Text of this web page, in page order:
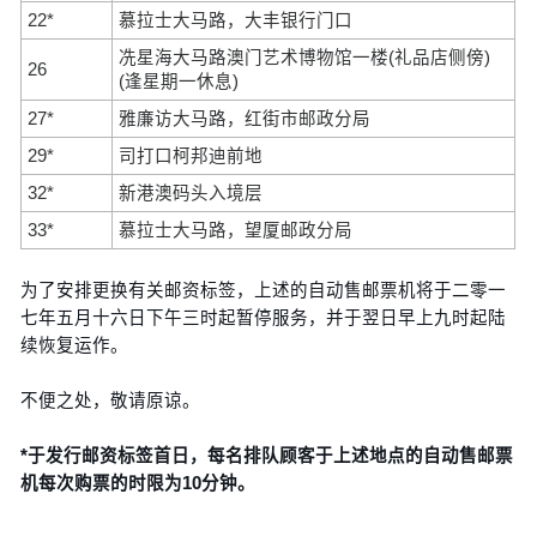
22*
慕拉士大马路，大丰银行门口
26
冼星海大马路澳门艺术博物馆一楼(礼品店侧傍)
(逢星期一休息)
27*
雅廉访大马路，红街市邮政分局
29*
司打口柯邦迪前地
32*
新港澳码头入境层
33*
慕拉士大马路，望厦邮政分局
为了安排更换有关邮资标签，上述的自动售邮票机将于二零一
七年五月十六日下午三时起暂停服务，并于翌日早上九时起陆
续恢复运作。
不便之处，敬请原谅。
*于发行邮资标签首日，每名排队顾客于上述地点的自动售邮票
机每次购票的时限为10分钟。